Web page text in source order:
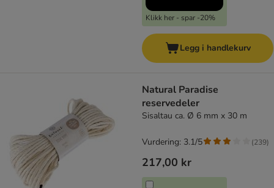
Klikk her - spar -20%
Legg i handlekurv
Natural Paradise
reservedeler
Sisaltau ca. Ø 6 mm x 30 m
217,00 kr
Vurdering: 3.1/5 (239)